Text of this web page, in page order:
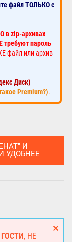
файл ТОЛЬКО с
в zip-архивах
требуют пароль
файл или архив
Диск)
Premium?).
И
УДОБНЕЕ
ГОСТИ , НЕ